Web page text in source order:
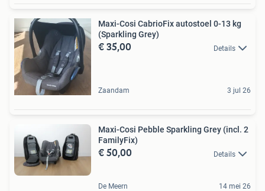
Maxi-Cosi CabrioFix autostoel 0-13 kg
(Sparkling Grey)
€ 35,00 Details
Zaandam 3 jul 26
Maxi-Cosi Pebble Sparkling Grey (incl. 2
FamilyFix)
€ 50,00 Details
De Meern 14 mei 26